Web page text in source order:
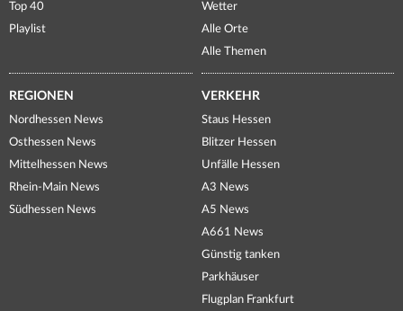
Top 40
Playlist
Wetter
Alle Orte
Alle Themen
REGIONEN
Nordhessen News
Osthessen News
Mittelhessen News
Rhein-Main News
Südhessen News
VERKEHR
Staus Hessen
Blitzer Hessen
Unfälle Hessen
A3 News
A5 News
A661 News
Günstig tanken
Parkhäuser
Flugplan Frankfurt